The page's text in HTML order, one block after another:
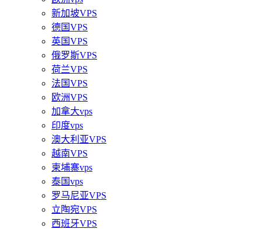
新加坡VPS
德国VPS
英国VPS
俄罗斯VPS
荷兰VPS
法国VPS
欧洲VPS
加拿大vps
印度vps
澳大利亚VPS
越南VPS
柬埔寨vps
泰国vps
罗马尼亚VPS
立陶宛VPS
西班牙VPS